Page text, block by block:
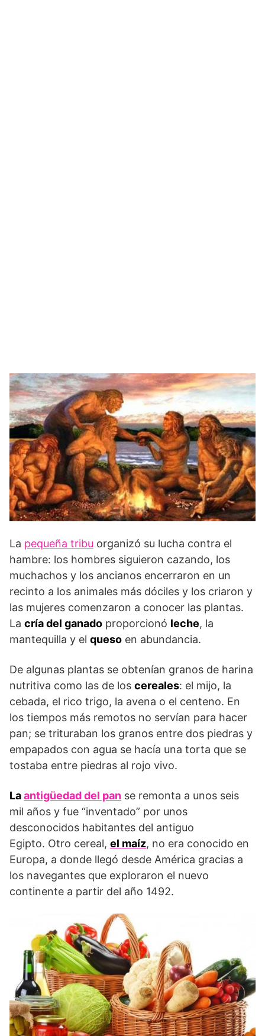
La pequeña tribu organizó su lucha contra el
hambre: los hombres siguieron cazando, los
muchachos y los ancianos encerraron en un
recinto a los animales más dóciles y los criaron y
las mujeres comenzaron a conocer las plantas.
La cría del ganado proporcionó leche, la
mantequilla y el queso en abundancia.
De algunas plantas se obtenían granos de harina
nutritiva como las de los cereales: el mijo, la
cebada, el rico trigo, la avena o el centeno. En
los tiempos más remotos no servían para hacer
pan; se trituraban los granos entre dos piedras y
empapados con agua se hacía una torta que se
tostaba entre piedras al rojo vivo.
Laantigüedad del pan se remonta a unos seis
mil años y fue “inventado” por unos
desconocidos habitantes del antiguo
Egipto. Otro cereal, el maíz, no era conocido en
Europa, a donde llegó desde América gracias a
los navegantes que exploraron el nuevo
continente a partir del año 1492.